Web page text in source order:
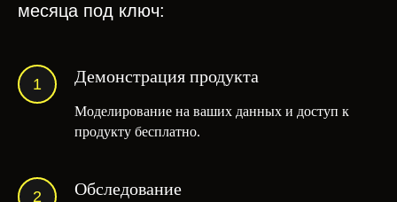
месяца под ключ:
Демонстрация продукта
Моделирование на ваших данных и доступ к
продукту бесплатно.
Обследование